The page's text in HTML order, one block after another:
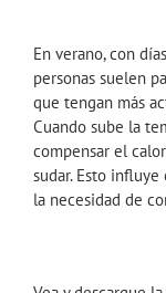
En verano, con
personas suelen
que tengan más
Cuando sube la
compensar el
sudar. Esto
la necesidad de